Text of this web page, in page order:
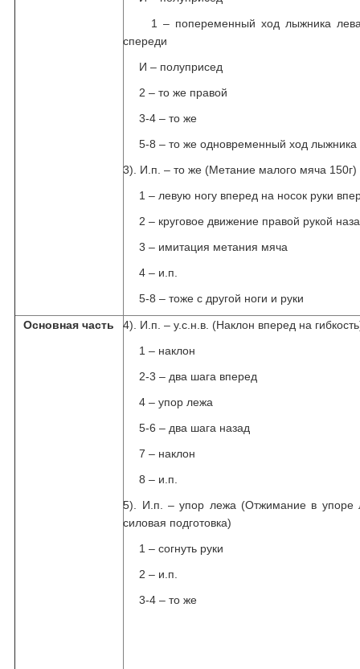
1 – попеременный ход лыжника
спереди
И – полуприсед
2 – то же правой
3-4 – то же
5-8 – то же одновременный ход лыжника
3). И.п. – то же (Метание малого мяча 150г)
1 – левую ногу вперед на носок руки
2 – круговое движение правой рукой
3 – имитация метания мяча
4 – и.п.
5-8 – тоже с другой ноги и руки
Основная часть
4). И.п. – у.с.н.в. (Наклон вперед на
1 – наклон
2-3 – два шага вперед
4 – упор лежа
5-6 – два шага назад
7 – наклон
8 – и.п.
5). И.п. – упор лежа (Отжимание в упоре
силовая подготовка)
1 – согнуть руки
2 – и.п.
3-4 – то же